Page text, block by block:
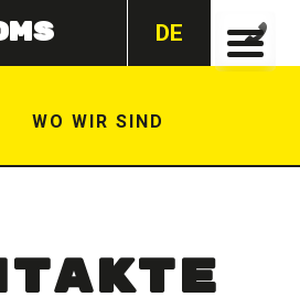
DE
WO WIR SIND